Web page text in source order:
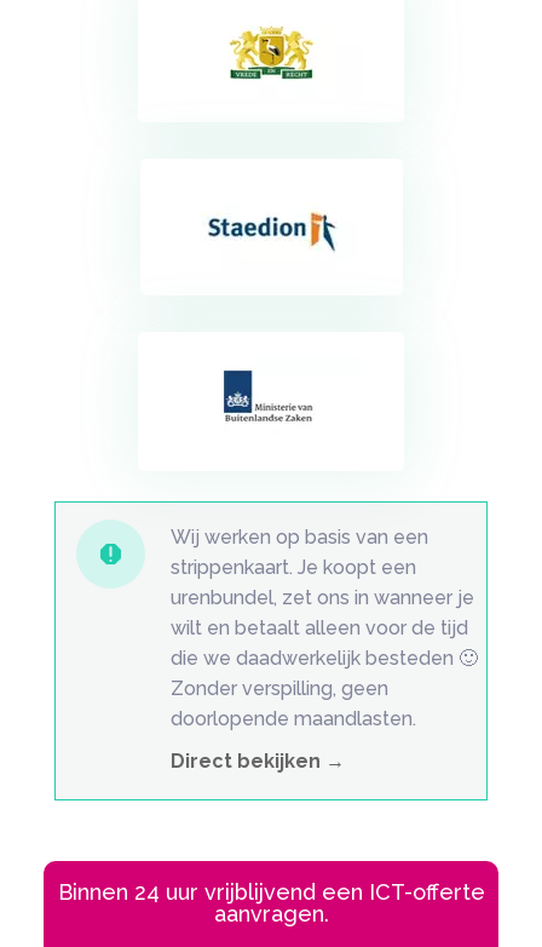

Wij werken op basis van een
strippenkaart. Je koopt een
urenbundel, zet ons in wanneer je
wilt en betaalt alleen voor de tijd
die we daadwerkelijk besteden 🙂
Zonder verspilling, geen
doorlopende maandlasten.
Direct bekijken →
Binnen 24 uur vrijblijvend een ICT-offerte
aanvragen.